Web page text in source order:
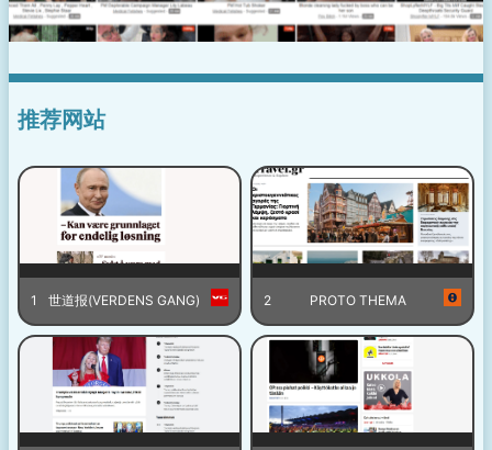
推荐网站
1 世道报(VERDENS GANG) 2 PROTO THEMA